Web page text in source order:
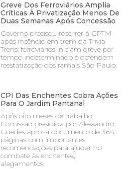
Greve Dos Ferroviários Amplia
Críticas À Privatização Menos De
Duas Semanas Após Concessão
Governo precisou recorrer à CPTM
após incêndio em trem da Trivia
Trens; ferroviários iniciam greve por
tempo indeterminado e defendem
reestatização dos ramais São Paulo
CPI Das Enchentes Cobra Ações
Para O Jardim Pantanal
Após oito meses de trabalho,
Comissão presidida por Alessandro
Guedes aprova documento de 364
páginas com importantes
recomendações para ajudar no
combate às enchentes,
alagamentos